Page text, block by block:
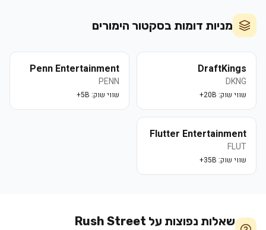
מניות דומות בסקטור הימורים
DraftKings
DKNG
שווי שוק: 20B+
Penn Entertainment
PENN
שווי שוק: 5B+
Flutter Entertainment
FLUT
שווי שוק: 35B+
שאלות נפוצות על Rush Street